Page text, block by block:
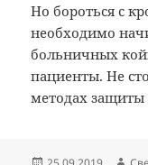
Но бороться с
необходимо
больничных
пациенты. Не
методах защиты
Опубликовано